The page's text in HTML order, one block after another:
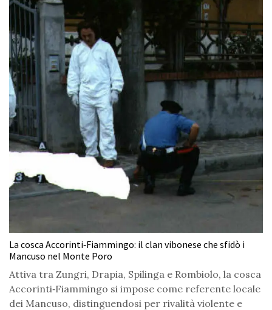
La cosca Accorinti‑Fiammingo: il clan vibonese che sfidò i
Mancuso nel Monte Poro
Attiva tra Zungri, Drapia, Spilinga e Rombiolo, la cosca
Accorinti‑Fiammingo si impose come referente locale
dei Mancuso, distinguendosi per rivalità violente e